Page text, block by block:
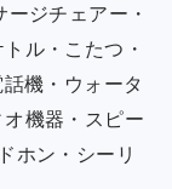
ジチェアー・
ル・こたつ・
機・ウォータ
機器・スピー
ホン・シーリ